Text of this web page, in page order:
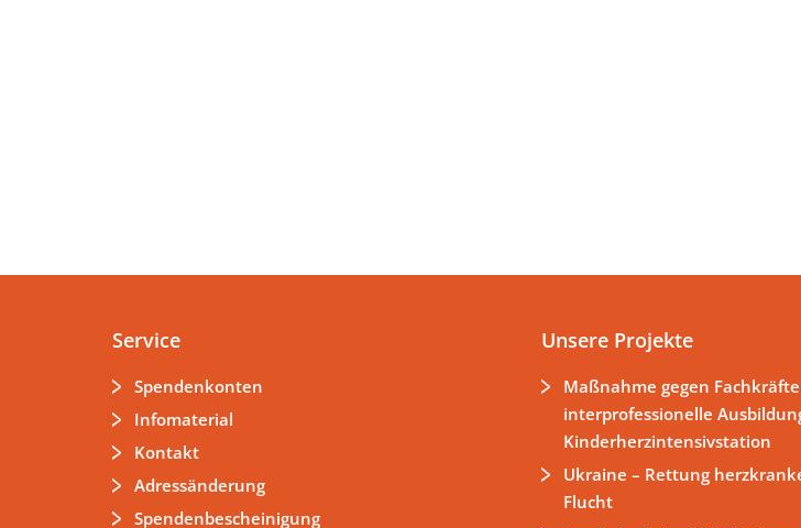
Service
Spendenkonten
Infomaterial
Kontakt
Adressänderung
Spendenbescheinigung
Unsere Projekte
Maßnahme gegen
interprofessionelle
Kinderherzintensivstation
Ukraine – Rettung
Flucht